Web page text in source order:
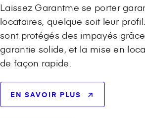
Laissez Garantme se porter
locataires, quelque soit leur
sont protégés des impayés
garantie solide, et la mise en
de façon rapide.
EN SAVOIR PLUS